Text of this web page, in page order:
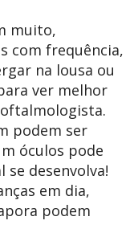
muito,
com frequência,
na lousa ou
ver melhor
podem ser
óculos pode
se desenvolva!
em dia,
podem